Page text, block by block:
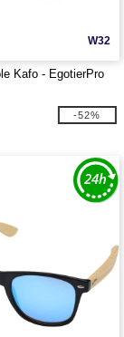
W32
Kafo - EgotierPro
-52%